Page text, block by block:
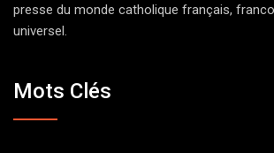
presse du monde catholique français,
universel.
Mots Clés